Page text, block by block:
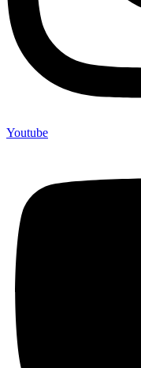
Youtube